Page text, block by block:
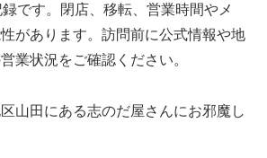
です。閉店、移転、営業時間やメ
があります。訪問前に公式情報や地
業状況をご確認ください。
山田にある志のだ屋さんにお邪魔し